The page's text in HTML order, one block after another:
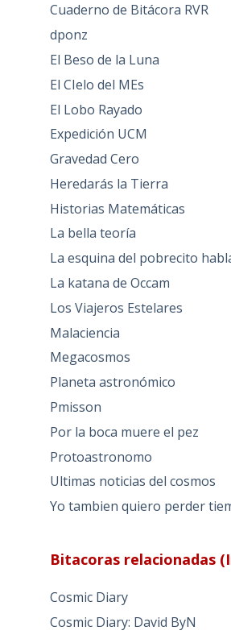
Cuaderno de Bitácora RVR
dponz
El Beso de la Luna
El CIelo del MEs
El Lobo Rayado
Expedición UCM
Gravedad Cero
Heredarás la Tierra
Historias Matemáticas
La bella teoría
La esquina del pobrecito
La katana de Occam
Los Viajeros Estelares
Malaciencia
Megacosmos
Planeta astronómico
Pmisson
Por la boca muere el pez
Protoastronomo
Ultimas noticias del cosmos
Yo tambien quiero perder
Bitacoras relacionadas
Cosmic Diary
Cosmic Diary: David ByN